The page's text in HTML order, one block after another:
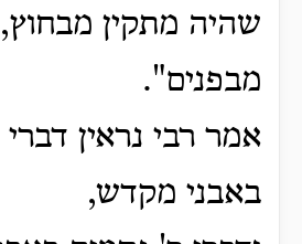
שהיה מתקין מבחוץ,
מבפנים".
אמר רבי נראין דברי
באבני מקדש,